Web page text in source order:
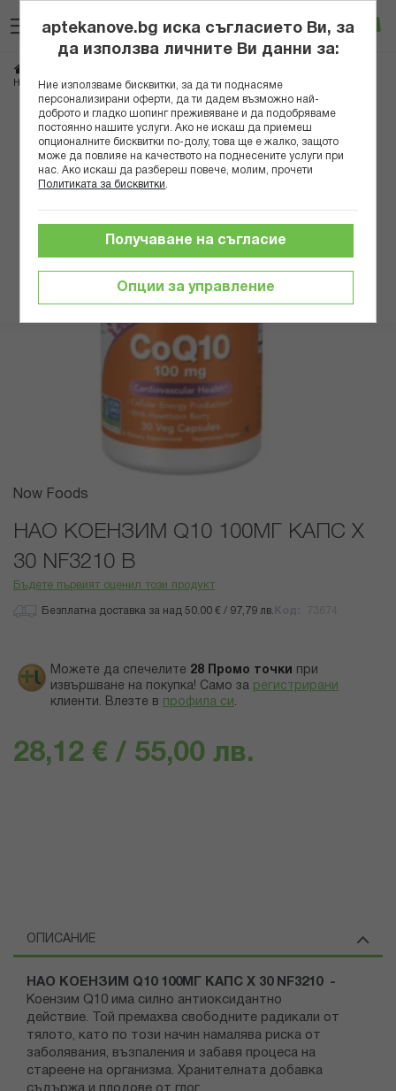
към
съдържанието
Вход
НАО КОЕНЗИМ Q10 100МГ КАПС Х 30 NF3210 В
Преминете
края
Преминете
началото
галерия
със
Now Foods
НАО КОЕНЗИМ Q10 100МГ КАПС Х
30 NF3210 В
Бъдете първият оценил този продукт
Безплатна доставка за над 50.00 € / 97,79 лв.
Можете да спечелите 28 Промо точки
при
извършване на покупка! Само за регистрирани
клиенти. Влезте в профила си .
28,12 € / 55,00 лв.
ОПИСАНИЕ
НАО КОЕНЗИМ Q10 100МГ КАПС Х 30 NF3210 -
Коензим Q10 има силно антиоксидантно
действие. Той премахва свободните радикали от
тялото, като по този начин намалява риска от
заболявания, възпаления и забавя процеса на
стареене на организма. Хранителната добавка
aptekanove.bg иска съгласието Ви, за
да използва личните Ви данни за:
Ние използваме бисквитки, за да ти поднасяме
персонализирани оферти, да ти дадем възможно най-
доброто и гладко шопинг преживяване и да подобряваме
постоянно нашите услуги. Ако не искаш да приемеш
опционалните бисквитки по-долу, това ще е жалко, защото
може да повлияе на качеството на поднесените услуги при
нас. Ако искаш да разбереш повече, молим, прочети
Политиката за бисквитки
Опции за управление
Получаване на съгласие